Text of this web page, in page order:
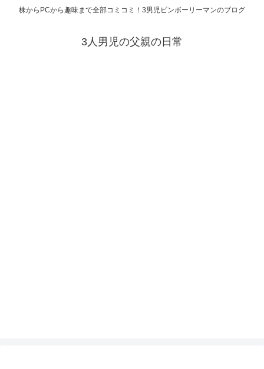
株からPCから趣味まで全部コミコミ！3男児ビンボーリーマンのブログ
3人男児の父親の日常